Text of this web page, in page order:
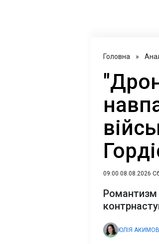
Головна »
09:00 08.08.2026
Романтизм
ЮЛІЯ